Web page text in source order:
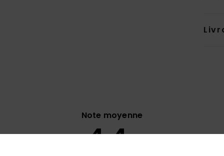
Note moyenne
4.4